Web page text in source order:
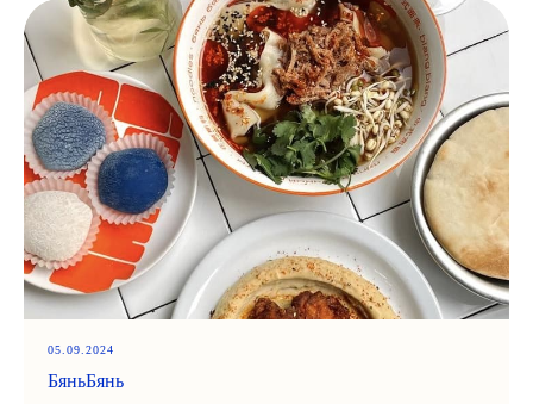
05.09.2024
БяньБянь